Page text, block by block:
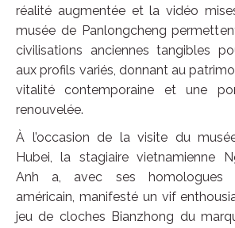
réalité augmentée et la vidéo
musée de Panlongcheng
civilisations anciennes tangibles
aux profils variés, donnant au
vitalité contemporaine et une
renouvelée.
À l’occasion de la visite du
Hubei, la stagiaire vietnamienne
Anh a, avec ses homologues
américain, manifesté un vif
jeu de cloches Bianzhong du